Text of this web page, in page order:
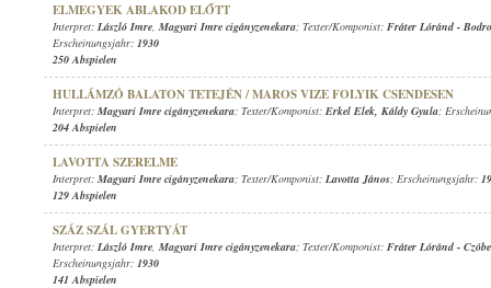
ELMEGYEK ABLAKOD ELŐTT
Interpret: László Imre, Magyari Imre cigányzenekara; Texter/Komponist: Fráter Lóránd -
Erscheinungsjahr: 1930
250 Abspielen
HULLÁMZÓ BALATON TETEJÉN / MAROS VIZE FOLYIK CSENDESEN
Interpret: Magyari Imre cigányzenekara; Texter/Komponist: Erkel Elek, Káldy Gyula;
204 Abspielen
LAVOTTA SZERELME
Interpret: Magyari Imre cigányzenekara; Texter/Komponist: Lavotta János; Erscheinungsjahr:
129 Abspielen
SZÁZ SZÁL GYERTYÁT
Interpret: László Imre, Magyari Imre cigányzenekara; Texter/Komponist: Fráter Lóránd -
Erscheinungsjahr: 1930
141 Abspielen